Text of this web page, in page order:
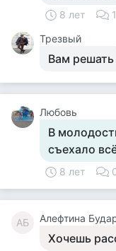
8 лет 1
Трезвый
Вам решать
Любовь
В
съехало
8 лет
АБ Алефтина
Хочешь